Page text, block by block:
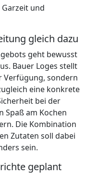
und
gleich dazu
geht bewusst
Bauer Loges stellt
Verfügung, sondern
eine konkrete
bei der
Spaß am Kochen
Die Kombination
Zutaten soll dabei
sein.
geplant